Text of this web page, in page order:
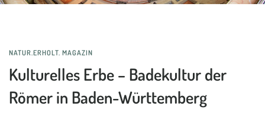
NATUR.ERHOLT. MAGAZIN
Kulturelles Erbe – Badekultur der
Römer in Baden-Württemberg